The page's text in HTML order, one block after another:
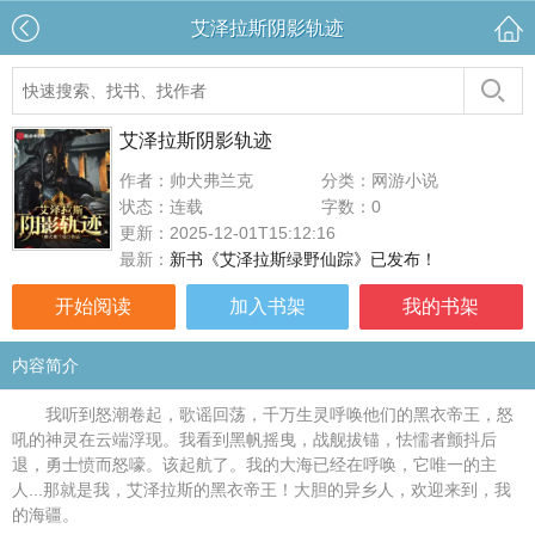
艾泽拉斯阴影轨迹
艾泽拉斯阴影轨迹
作者：帅犬弗兰克
分类：网游小说
状态：连载
字数：0
更新：2025-12-01T15:12:16
最新： 新书《艾泽拉斯绿野仙踪》已发布！
开始阅读 加入书架 我的书架
内容简介
我听到怒潮卷起，歌谣回荡，千万生灵呼唤他们的黑衣帝王，怒
吼的神灵在云端浮现。我看到黑帆摇曳，战舰拔锚，怯懦者颤抖后
退，勇士愤而怒嚎。该起航了。我的大海已经在呼唤，它唯一的主
人...那就是我，艾泽拉斯的黑衣帝王！大胆的异乡人，欢迎来到，我
的海疆。